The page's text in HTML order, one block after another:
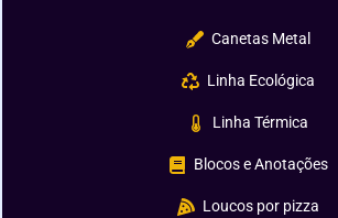
Canetas Metal
Linha Ecológica
Linha Térmica
Blocos e Anotações
Loucos por pizza